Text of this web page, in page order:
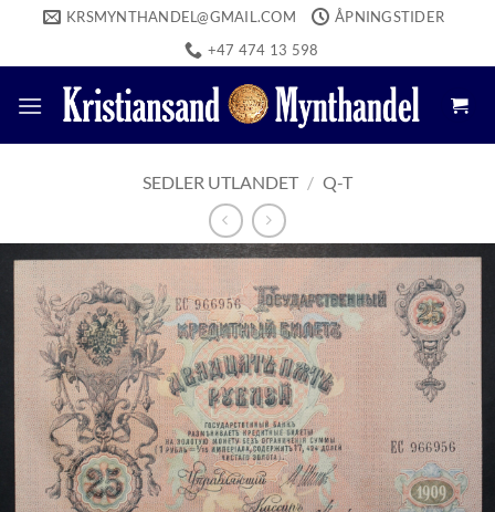
content
KRSMYNTHANDEL@GMAIL.COM
ÅPNINGSTIDER
+47 474 13 598
SEDLER UTLANDET / Q-T